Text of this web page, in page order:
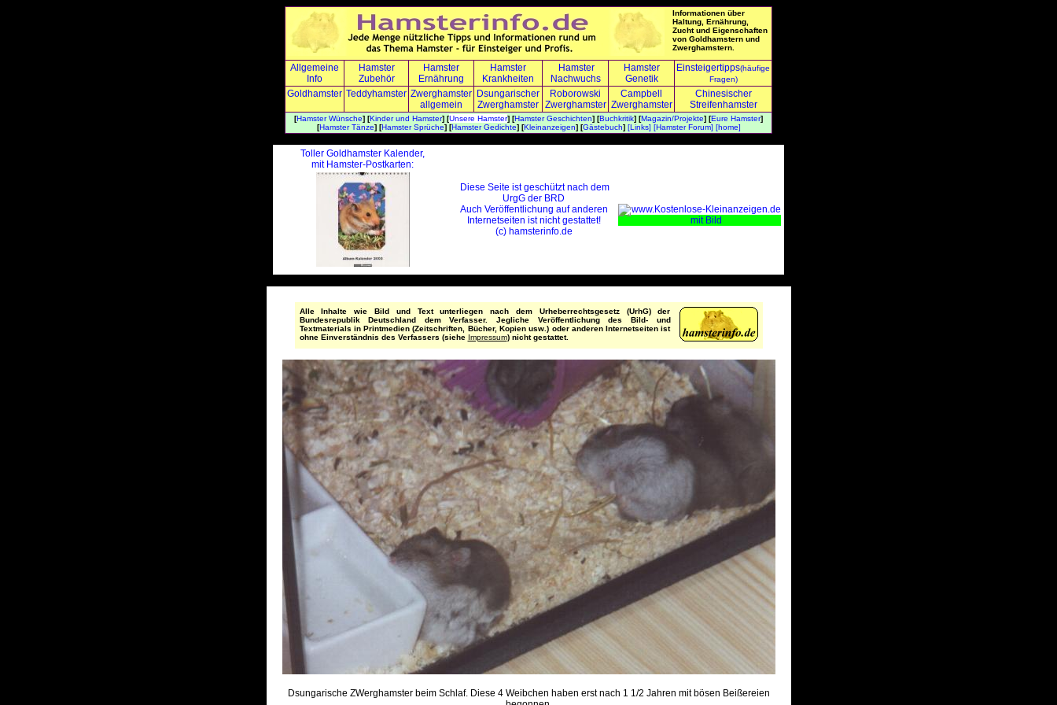
Informationen über
Haltung, Ernährung,
Zucht und Eigenschaften
von Goldhamstern und
Zwerghamstern.
Allgemeine
Info
Hamster
Zubehör
Hamster
Ernährung
Hamster
Krankheiten
Hamster
Nachwuchs
Hamster
Genetik
Einsteigertipps(häufige
Fragen)
Goldhamster Teddyhamster Zwerghamster
allgemein
Dsungarischer
Zwerghamster
Roborowski
Zwerghamster
Campbell
Zwerghamster
Chinesischer
Streifenhamster
[Hamster Wünsche] [Kinder und Hamster] [Unsere Hamster] [Hamster Geschichten] [Buchkritik] [Magazin/Projekte] [Eure Hamster]
[Hamster Tänze] [Hamster Sprüche] [Hamster Gedichte] [Kleinanzeigen] [Gästebuch] [Links] [Hamster Forum] [home]
Toller Goldhamster Kalender,
mit Hamster-Postkarten:
Diese Seite ist geschützt nach dem
UrgG der BRD
Auch Veröffentlichung auf anderen
Internetseiten ist nicht gestattet!
(c) hamsterinfo.de
Alle Inhalte wie Bild und Text unterliegen nach dem Urheberrechtsgesetz (UrhG) der
Bundesrepublik Deutschland dem Verfasser. Jegliche Veröffentlichung des Bild- und
Textmaterials in Printmedien (Zeitschriften, Bücher, Kopien usw.) oder anderen Internetseiten ist
ohne Einverständnis des Verfassers (siehe Impressum) nicht gestattet.
Dsungarische ZWerghamster beim Schlaf. Diese 4 Weibchen haben erst nach 1 1/2 Jahren mit bösen Beißereien